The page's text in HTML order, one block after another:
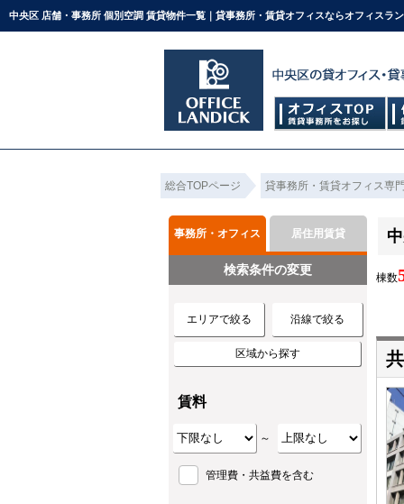
中央区 店舗・事務所 個別空調 賃貸物件一覧｜貸事務所・賃貸オフィスならオフィスラ
総合TOPページ 貸事務所・賃貸オフィス専
棟数
事務所・オフィス 居住用賃貸
検索条件の変更
エリアで絞る 沿線で絞る
区域から探す
賃料
～
管理費・共益費を含む